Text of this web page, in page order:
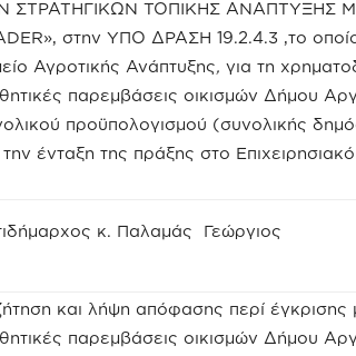
ΣΤΡΑΤΗΓΙΚΩΝ ΤΟΠΙΚΗΣ ΑΝΑΠΤΥΞΗΣ
στην ΥΠΟ ΔΡΑΣΗ 19.2.4.3 ,το
Αγροτικής Ανάπτυξης, για τη
παρεμβάσεις οικισμών Δήμου
προϋπολογισμού (συνολικής
την ένταξη της πράξης στο
κ. Παλαμάς Γεώργιος
και λήψη απόφασης περί έγκρισης
παρεμβάσεις οικισμών Δήμου